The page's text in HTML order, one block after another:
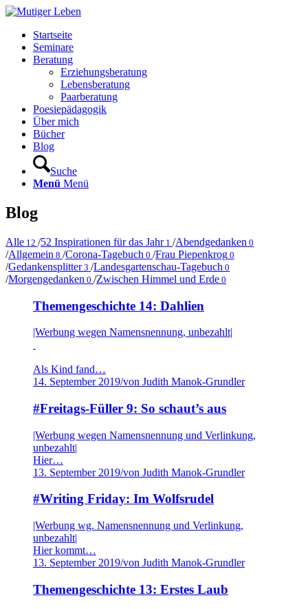
Startseite
Seminare
Beratung
Erziehungsberatung
Lebensberatung
Paarberatung
Poesiepädagogik
Über mich
Bücher
Blog
Suche
Menü Menü
Blog
Alle 12 /52 Inspirationen für das Jahr1 /Abendgedanken 0
/Allgemein 8 /Corona-Tagebuch 0 /Frau Piepenkrog 0
/Gedankensplitter3 /Landesgartenschau-Tagebuch 0
/Morgengedanken 0 /Zwischen Himmel und Erde 0
Themengeschichte 14: Dahlien
|Werbung wegen Namensnennung, unbezahlt|
Als Kind fand…
14. September 2019/von Judith Manok-Grundler
#Freitags-Füller 9: So schaut’s aus
|Werbung wegen Namensnennung und Verlinkung,
unbezahlt|
Hier…
13. September 2019/von Judith Manok-Grundler
#Writing Friday: Im Wolfsrudel
|Werbung wg. Namensnennung und Verlinkung,
unbezahlt|
Hier kommt…
13. September 2019/von Judith Manok-Grundler
Themengeschichte 13: Erstes Laub